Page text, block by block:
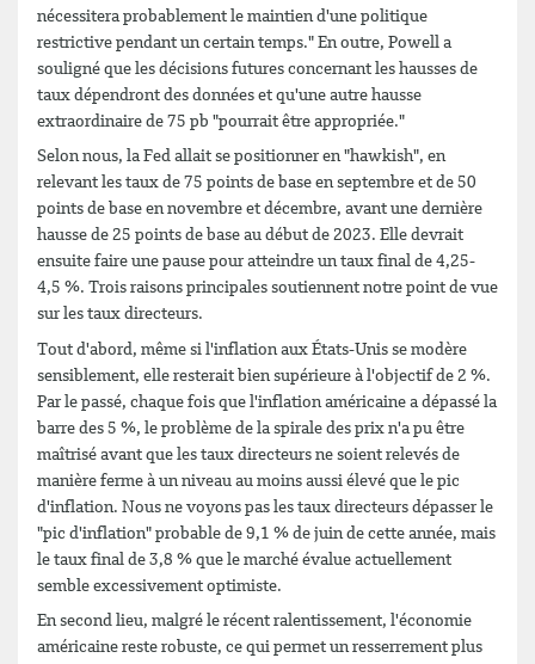
nécessitera probablement le maintien d'une politique
restrictive pendant un certain temps." En outre, Powell a
souligné que les décisions futures concernant les hausses de
taux dépendront des données et qu'une autre hausse
extraordinaire de 75 pb "pourrait être appropriée."
Selon nous, la Fed allait se positionner en "hawkish", en
relevant les taux de 75 points de base en septembre et de 50
points de base en novembre et décembre, avant une dernière
hausse de 25 points de base au début de 2023. Elle devrait
ensuite faire une pause pour atteindre un taux final de 4,25-
4,5 %. Trois raisons principales soutiennent notre point de vue
sur les taux directeurs.
Tout d'abord, même si l'inflation aux États-Unis se modère
sensiblement, elle resterait bien supérieure à l'objectif de 2 %.
Par le passé, chaque fois que l'inflation américaine a dépassé la
barre des 5 %, le problème de la spirale des prix n'a pu être
maîtrisé avant que les taux directeurs ne soient relevés de
manière ferme à un niveau au moins aussi élevé que le pic
d'inflation. Nous ne voyons pas les taux directeurs dépasser le
"pic d'inflation" probable de 9,1 % de juin de cette année, mais
le taux final de 3,8 % que le marché évalue actuellement
semble excessivement optimiste.
En second lieu, malgré le récent ralentissement, l'économie
américaine reste robuste, ce qui permet un resserrement plus